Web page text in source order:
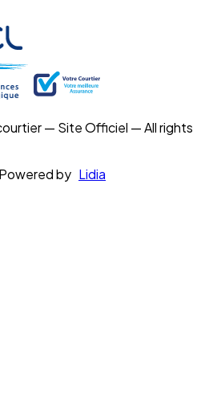
— Site Officiel — All rights
by Lidia